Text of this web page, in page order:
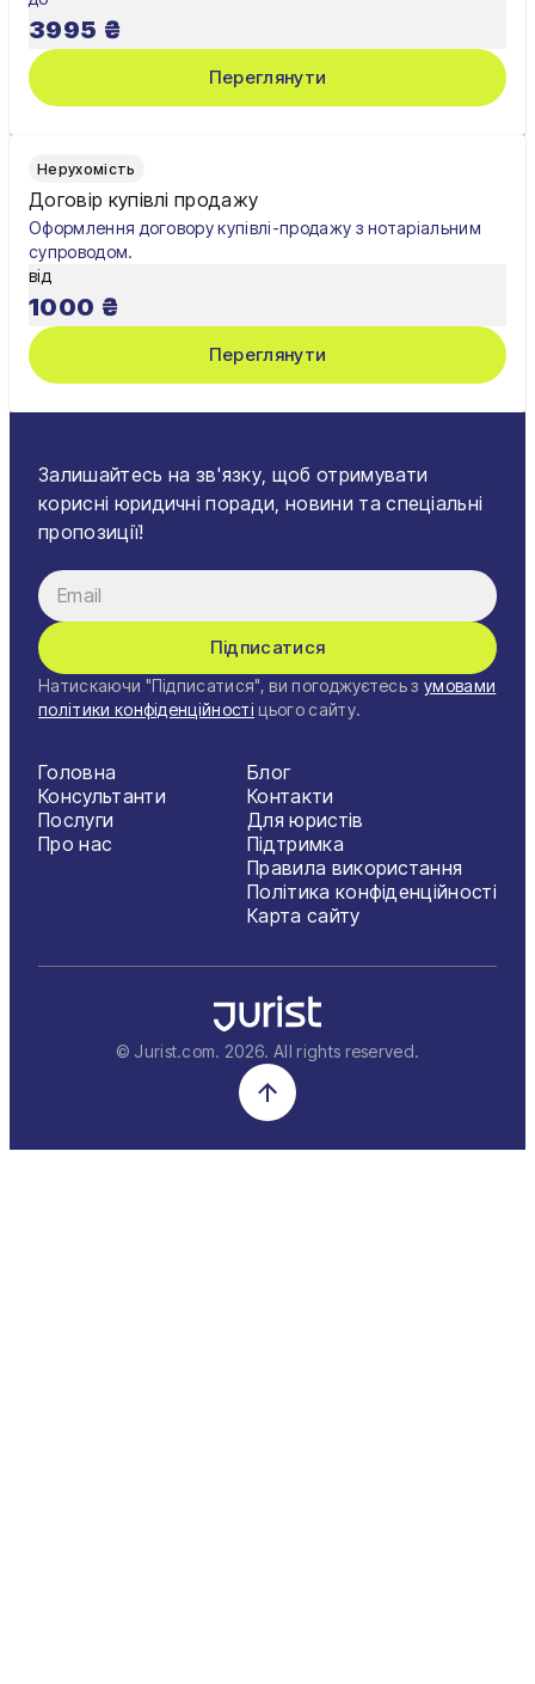
3995 ₴
Переглянути
Нерухомість
Договір купівлі продажу
Оформлення договору купівлі-продажу з нотаріальним
супроводом.
від
1000 ₴
Переглянути
Залишайтесь на зв'язку, щоб отримувати
корисні юридичні поради, новини та спеціальні
пропозиції!
Підписатися
Натискаючи "Підписатися", ви погоджуєтесь з умовами
політики конфіденційності цього сайту.
Головна
Консультанти
Послуги
Про нас
Блог
Контакти
Для юристів
Підтримка
Правила використання
Політика конфіденційності
Карта сайту
© Jurist.com. 2026. All rights reserved.